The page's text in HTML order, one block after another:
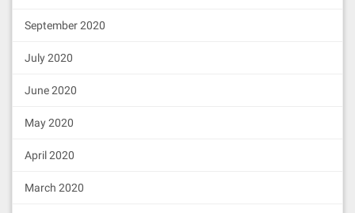
September 2020
July 2020
June 2020
May 2020
April 2020
March 2020